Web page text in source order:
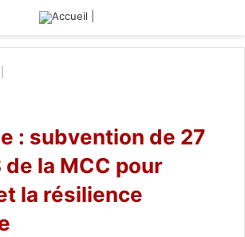
: subvention de 27
la MCC pour
la résilience